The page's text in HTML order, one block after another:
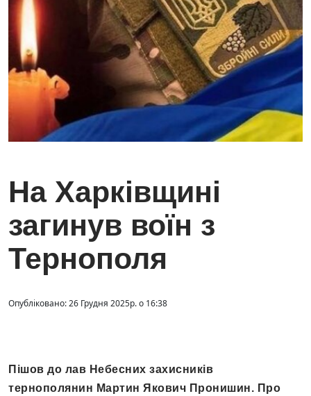
На Харківщині
загинув воїн з
Тернополя
Опубліковано: 26 Грудня 2025р. о 16:38
Пішов до лав Небесних захисників
тернополянин Мартин Якович Пронишин. Про